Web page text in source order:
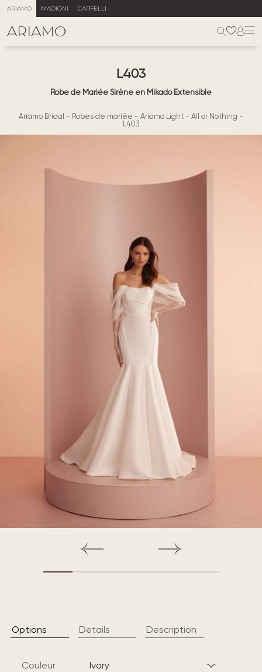
ARIAMO MADIONI CARFELLI
L403
Robe de Mariée Sirène en Mikado Extensible
Ariamo Bridal - Robes de mariée - Ariamo Light - All or Nothing -
L403
Options Details Description
Couleur
ivory